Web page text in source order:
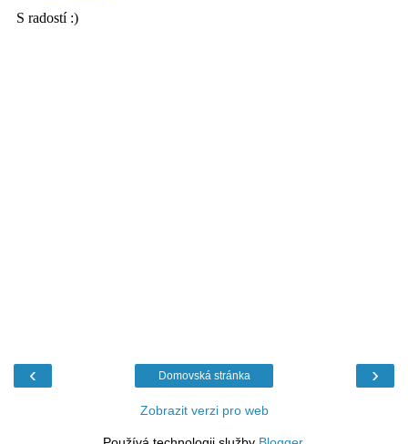
‹ ›
Domovská stránka
Zobrazit verzi pro web